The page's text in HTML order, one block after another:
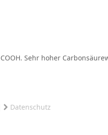
Sehr hoher
Datenschutz